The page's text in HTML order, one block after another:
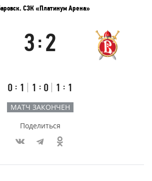
СЗК «Платинум Арена»
3 : 2
Первый
тайм
0 : 1
Второй
тайм
1 : 0
Третий
тайм
1 : 1
Русские
Витязи
МАТЧ ЗАКОНЧЕН
Поделиться